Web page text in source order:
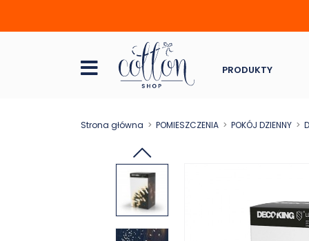
PRODUKTY
Strona główna POMIESZCZENIA POKÓJ DZIENNY